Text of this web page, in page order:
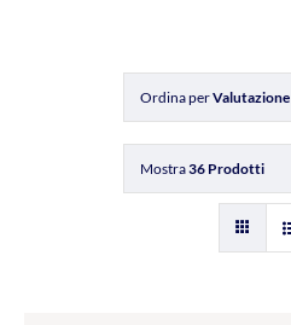
Ordina perValutazione
Mostra36 Prodotti